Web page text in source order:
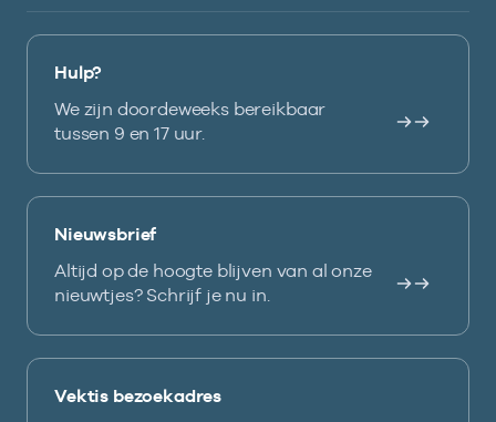
Hulp?
We zijn doordeweeks bereikbaar
tussen 9 en 17 uur.
Nieuwsbrief
Altijd op de hoogte blijven van al onze
nieuwtjes? Schrijf je nu in.
Vektis bezoekadres